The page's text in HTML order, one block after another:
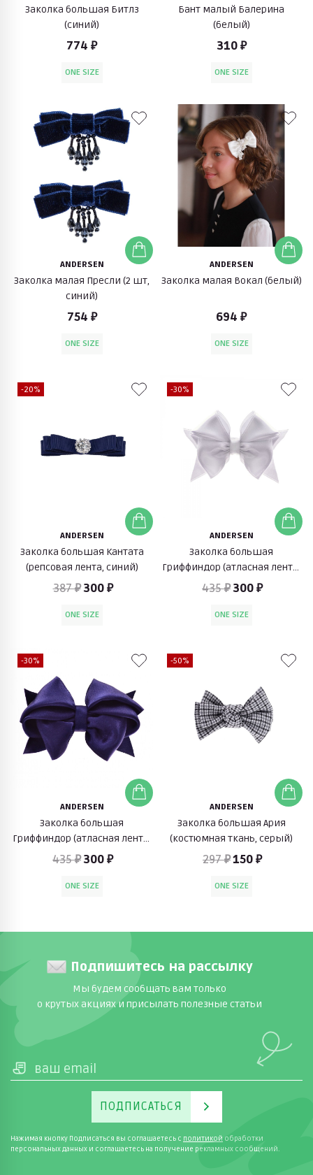
Заколка большая Битлз
(синий)
774 ₽
ONE SIZE
Бант малый Балерина
(белый)
310 ₽
ONE SIZE
ANDERSEN
Заколка малая Пресли (2 шт,
синий)
754 ₽
ONE SIZE
ANDERSEN
Заколка малая Вокал (белый)
694 ₽
ONE SIZE
-20%
ANDERSEN
Заколка большая Кантата
(репсовая лента, синий)
387 ₽300 ₽
ONE SIZE
-30%
ANDERSEN
Заколка большая
Гриффиндор (атласная лента,
белый)
435 ₽300 ₽
ONE SIZE
-30%
ANDERSEN
Заколка большая
Гриффиндор (атласная лента,
синий)
435 ₽300 ₽
ONE SIZE
-50%
ANDERSEN
Заколка большая Ария
(костюмная ткань, серый)
297 ₽150 ₽
ONE SIZE
Подпишитесь на рассылку
Мы будем сообщать вам только
о крутых акциях и присылать полезные статьи
ПОДПИСАТЬСЯ
Нажимая кнопку Подписаться вы соглашаетесь с политикой обработки
персональных данных и соглашаетесь на получение рекламных сообщений.